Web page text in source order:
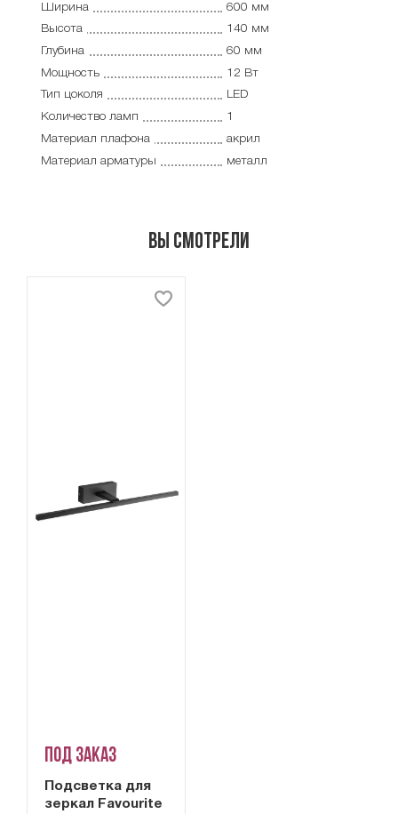
Ширина
600 мм
Высота
140 мм
Глубина
60 мм
Мощность
12 Вт
Тип цоколя
LED
Количество ламп
1
Материал плафона
акрил
Материал арматуры
металл
Вы смотрели
Под заказ
Подсветка для
зеркал Favourite